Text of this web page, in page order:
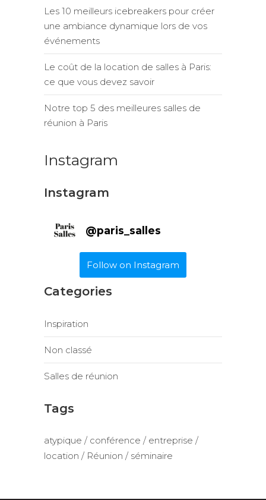
Les 10 meilleurs icebreakers pour créer
une ambiance dynamique lors de vos
événements
Le coût de la location de salles à Paris:
ce que vous devez savoir
Notre top 5 des meilleures salles de
réunion à Paris
Instagram
Instagram
@paris_salles
Follow on Instagram
Categories
Inspiration
Non classé
Salles de réunion
Tags
atypique conférence
entreprise
location
Réunion séminaire